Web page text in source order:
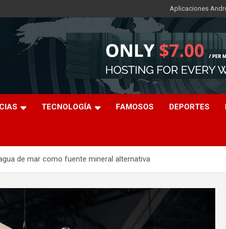
Aplicaciones
TECNOLOGÍA FAMOSOS DEPORTES
de mar como fuente mineral alternativa